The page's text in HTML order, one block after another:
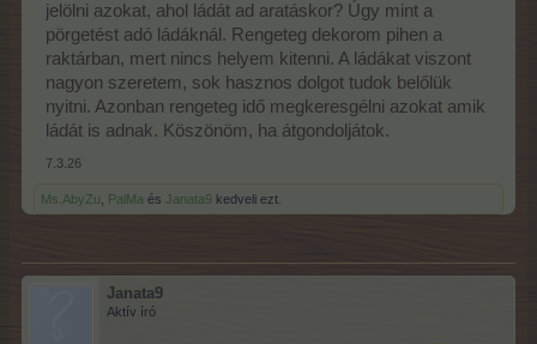
jelölni azokat, ahol ládát ad aratáskor? Úgy mint a
pörgetést adó ládáknál. Rengeteg dekorom pihen a
raktárban, mert nincs helyem kitenni. A ládákat viszont
nagyon szeretem, sok hasznos dolgot tudok belőlük
nyitni. Azonban rengeteg idő megkeresgélni azokat amik
ládát is adnak. Köszönöm, ha átgondoljátok.
7.3.26
Ms.AbyZu PalMa és Janata9 kedveli ezt.
Janata9
Aktív író